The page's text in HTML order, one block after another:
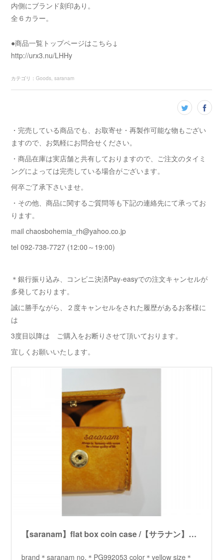
内側にブランド刻印あり。
全６カラー。
●商品一覧トップページはこちら↓
http://urx3.nu/LHHy
カテゴリ ：Goods saranam
・完売している商品でも、お取寄せ・再製作可能な物もござい
ますので、お気軽にお問合せください。
・商品在庫は実店舗と共有しておりますので、ご注文のタイミ
ングによっては完売している場合がございます。
何卒ご了承下さいませ。
・その他、商品に関するご質問等も下記の連絡先にて承ってお
ります。
mail chaosbohemia_rh@yahoo.co.jp
tel 092-738-7727 (12:00～19:00)
＊銀行振り込み、コンビニ決済Pay-easyでの注文キャンセルが
多発しております。
誠に勝手ながら、２度キャンセルをされた履歴があるお客様に
は
3度目以降は ご購入をお断りさせて頂いております。
宜しくお願いいたします。
【saranam】flat box coin case /【サラナン】フラットボックスコインケース
brand＊saranam no.＊PG992053 color＊yellow size＊